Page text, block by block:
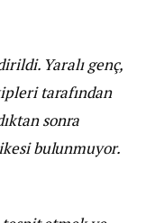
Yaralı genç,
tarafından
sonra
bulunmuyor.